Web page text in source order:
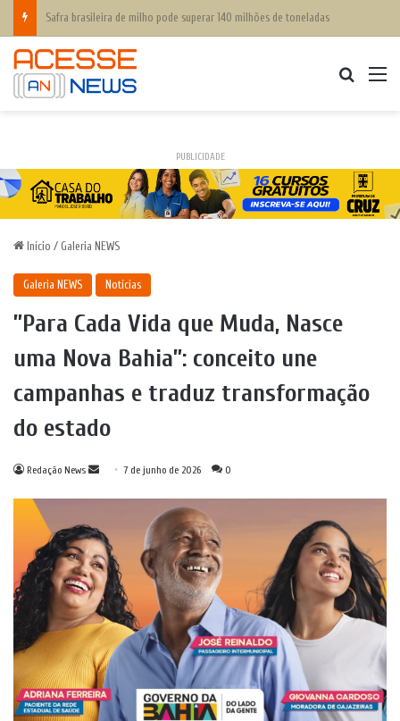
Gestão pública e sistema público de saúde no Brasil
PUBLICIDADE
Início / Galeria NEWS
Galeria NEWS Notícias
”Para Cada Vida que Muda, Nasce
uma Nova Bahia”: conceito une
campanhas e traduz transformação
do estado
Redação News
Mande
mail
7 de junho de 2026 0